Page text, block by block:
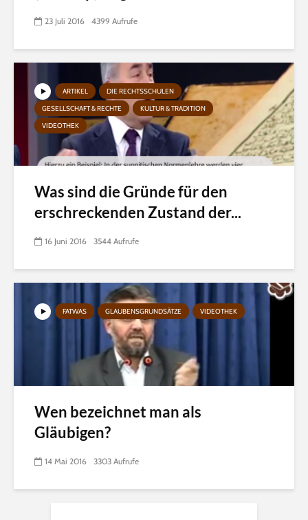
23 Juli 2016 4399 Aufrufe
ARTIKEL
DIE RECHTSSCHULEN
GESELLSCHAFT & RECHTE
KULTUR & TRADITION
VIDEOTHEK
Was sind die Gründe für den
erschreckenden Zustand der...
16 Juni 2016 3544 Aufrufe
FATWAS GLAUBENSGRUNDSÄTZE VIDEOTHEK
Wen bezeichnet man als
Gläubigen?
14 Mai 2016 3303 Aufrufe